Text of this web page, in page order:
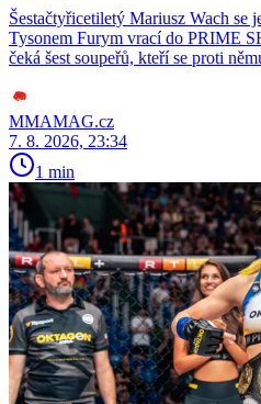
Šestačtyřicetiletý Mariusz Wach se
Tysonem Furym vrací do PRIME
čeká šest soupeřů, kteří se proti
MMAMAG.cz
7. 8. 2026, 23:34
1 min